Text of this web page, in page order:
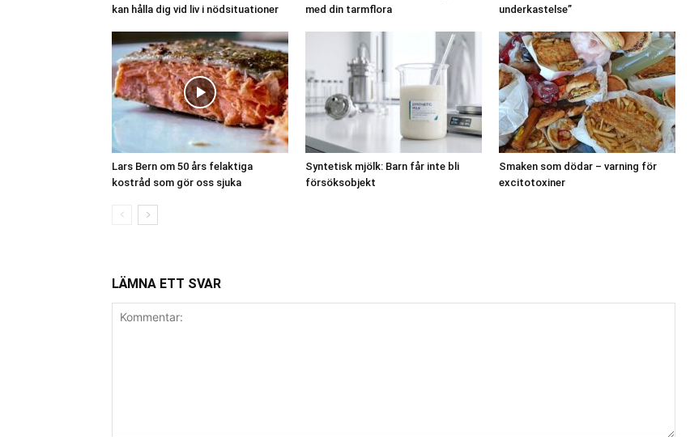
kan hålla dig vid liv i nödsituationer
med din tarmflora
underkastelse”
Lars Bern om 50 års felaktiga
kostråd som gör oss sjuka
Syntetisk mjölk: Barn får inte bli
försöksobjekt
Smaken som dödar – varning för
excitotoxiner
LÄMNA ETT SVAR